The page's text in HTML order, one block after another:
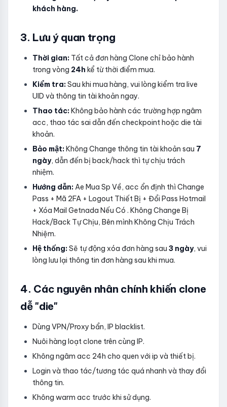
khách hàng.
3. Lưu ý quan trọng
Thời gian: Tất cả đơn hàng Clone chỉ bảo hành
trong vòng 24h kể từ thời điểm mua.
Kiểm tra:Sau khi mua hàng, vui lòng kiểm tra live
UID và thông tin tài khoản ngay.
Thao tác:Không bảo hành các trường hợp ngâm
acc, thao tác sai dẫn đến checkpoint hoặc die tài
khoản.
Bảo mật:Không Change thông tin tài khoản sau 7
ngày, dẫn đến bị back/hack thì tự chịu trách
nhiệm.
Hướng dẫn:Ae Mua Sp Về, acc ổn định thì Change
Pass + Mã 2FA + Logout Thiết Bị + Đổi Pass Hotmail
+ Xóa Mail Getnada Nếu Có . Không Change Bị
Hack/Back Tự Chịu, Bên mình Không Chịu Trách
Nhiệm.
Hệ thống:Sẽ tự động xóa đơn hàng sau 3 ngày, vui
lòng lưu lại thông tin đơn hàng sau khi mua.
4. Các nguyên nhân chính khiến clone
dễ "die"
Dùng VPN/Proxy bẩn, IP blacklist.
Nuôi hàng loạt clone trên cùng IP.
Không ngâm acc 24h cho quen với ip và thiết bị.
Login và thao tác/tương tác quá nhanh và thay đổi
thông tin.
Không warm acc trước khi sử dụng.